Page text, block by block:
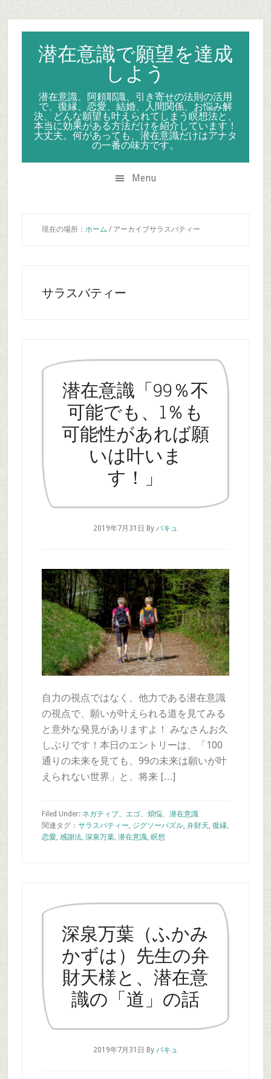
Skip
to
secondary
menu
Skip
to
main
content
Skip
to
primary
sidebar
潜在意識で願望を達成
しよう
潜在意識、阿頼耶識、引き寄せの法則の活用
で、復縁、恋愛、結婚、人間関係、お悩み解
決、どんな願望も叶えられてしまう瞑想法と、
本当に効果がある方法だけを紹介しています！
大丈夫。何があっても、潜在意識だけはアナタ
の一番の味方です。
Menu
現在の場所： ホーム /アーカイブサラスバティー
サラスバティー
潜在意識「99％不
可能でも、1％も
可能性があれば願
いは叶いま
す！」
2019年7月31日 By バキュ
自力の視点ではなく、他力である潜在意識
の視点で、願いが叶えられる道を見てみる
と意外な発見がありますよ！ みなさんお久
しぶりです！本日のエントリーは、「100
通りの未来を見ても、99の未来は願いが叶
えられない世界」と、将来 […]
Filed Under: ネガティブ、エゴ、煩悩、潜在意識
関連タグ： サラスバティー, ジグソーパズル, 弁財天, 復縁,
恋愛, 感謝法, 深泉万葉, 潜在意識, 瞑想
深泉万葉（ふかみ
かずは）先生の弁
財天様と、潜在意
識の「道」の話
2019年7月31日 By バキュ